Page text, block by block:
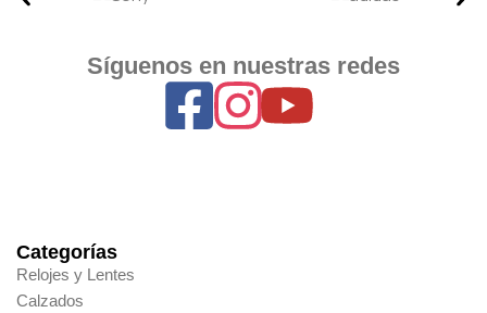
Síguenos en nuestras redes
Categorías
Relojes y Lentes
Calzados